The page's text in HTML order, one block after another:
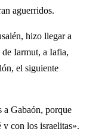
aguerridos.
hizo llegar a
Iarmut, a Iafia,
el siguiente
a Gabaón, porque
y con los israelitas».